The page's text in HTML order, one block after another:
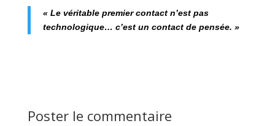
« Le véritable premier contact n’est pas
technologique… c’est un contact de pensée. »
Poster le commentaire